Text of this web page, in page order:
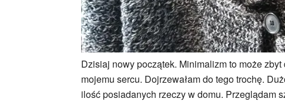
Dzisiaj nowy początek. Minimalizm to może
mojemu sercu. Dojrzewałam do tego trochę.
ilość posiadanych rzeczy w domu. Przeglądam